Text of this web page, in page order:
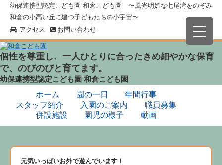
幼保連携型認定こども園 和倉こども園 〜風光明媚な七尾湾をのぞみ
和倉の小高い丘に建つ子どもたちの小宇宙〜
アクセス
お問い合わせ
個性を尊重し、一人ひとりに合ったきめ細やかな保育
で、のびのびと育てます。
幼保連携型認定こども園 和倉こども園
ホーム
園の一日
年間行事
スタッフ紹介
入園のご案内
職員募集
併設施設
園児の様子 動画
元気いっぱいお外で遊んでいます！